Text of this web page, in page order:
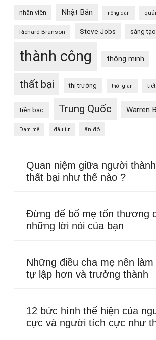
nhân viên Nhật Bản nông dân
Richard Branson Steve Jobs sáng tạo
thành công thông minh
thất bại thị trường thời gian
tiền bạc Trung Quốc Warren
Đam mê đầu tư ấn độ
Quan niệm giữa người
thất bại như thế nào ?
Đừng để bố mẹ tổn thương
những lời nói của bạn
Những điều cha mẹ nên làm
tự lập hơn và trưởng thành
12 bức hình thể hiện của
cực và người tích cực như